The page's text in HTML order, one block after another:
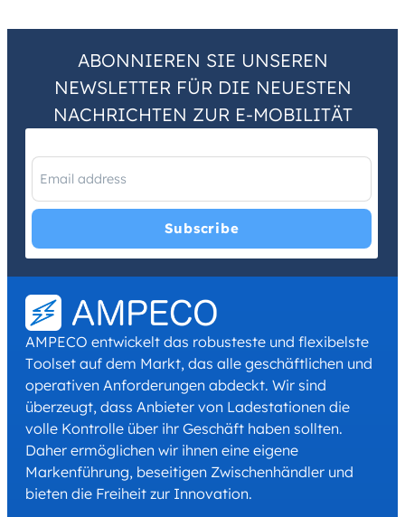
ABONNIEREN SIE UNSEREN
NEWSLETTER FÜR DIE NEUESTEN
NACHRICHTEN ZUR E-MOBILITÄT
I have read and agree with thePrivacy PolicyandTerms and
Conditions.*
AMPECO entwickelt das robusteste und flexibelste
Toolset auf dem Markt, das alle geschäftlichen und
operativen Anforderungen abdeckt. Wir sind
überzeugt, dass Anbieter von Ladestationen die
volle Kontrolle über ihr Geschäft haben sollten.
Daher ermöglichen wir ihnen eine eigene
Markenführung, beseitigen Zwischenhändler und
bieten die Freiheit zur Innovation.